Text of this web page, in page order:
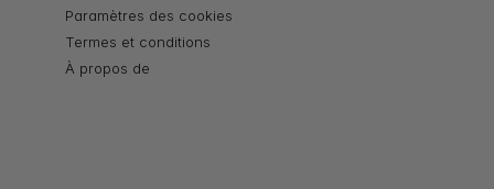
Paramètres des cookies
Termes et conditions
À propos de